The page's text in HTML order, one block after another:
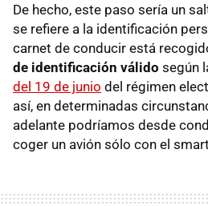
De hecho, este paso sería un
se refiere a la identificación
carnet de conducir está
de identificación válido según
del 19 de junio del régimen
así, en determinadas
adelante podríamos desde
coger un avión sólo con el